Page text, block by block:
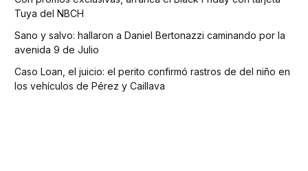
Tuya del NBCH
Sano y salvo: hallaron a Daniel Bertonazzi caminando por la
avenida 9 de Julio
Caso Loan, el juicio: el perito confirmó rastros de del niño en
los vehículos de Pérez y Caillava